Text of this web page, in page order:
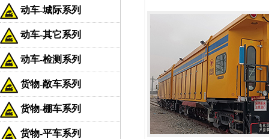
动车-城际系列
动车-其它系列
动车-检测系列
货物-敞车系列
货物-棚车系列
货物-平车系列